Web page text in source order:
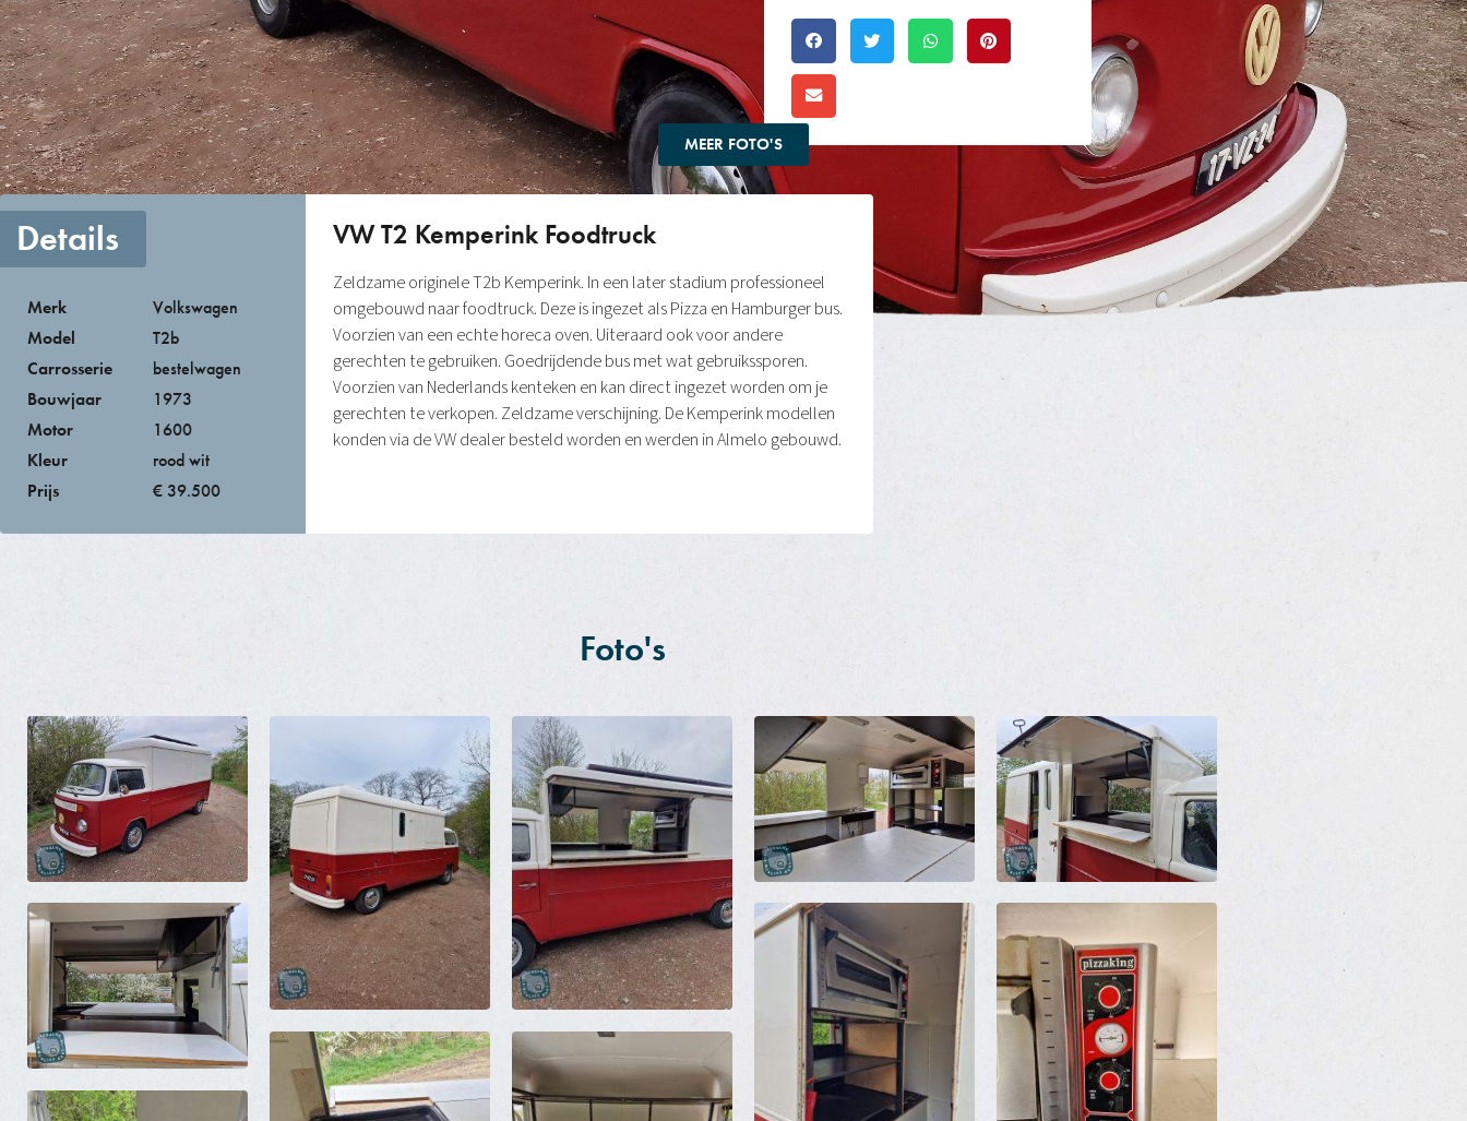
MEER FOTO'S
Details
Merk
Volkswagen
Model
T2b
Carrosserie
bestelwagen
Bouwjaar
1973
Motor
1600
Kleur
rood wit
Prijs
€ 39.500
VW T2 Kemperink Foodtruck
Zeldzame originele T2b Kemperink. In een later stadium professioneel
omgebouwd naar foodtruck. Deze is ingezet als Pizza en Hamburger bus.
Voorzien van een echte horeca oven. Uiteraard ook voor andere
gerechten te gebruiken. Goedrijdende bus met wat gebruikssporen.
Voorzien van Nederlands kenteken en kan direct ingezet worden om je
gerechten te verkopen. Zeldzame verschijning. De Kemperink modellen
konden via de VW dealer besteld worden en werden in Almelo gebouwd.
Foto's